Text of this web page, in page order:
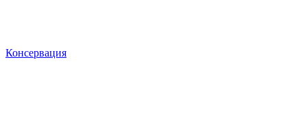
Консервация